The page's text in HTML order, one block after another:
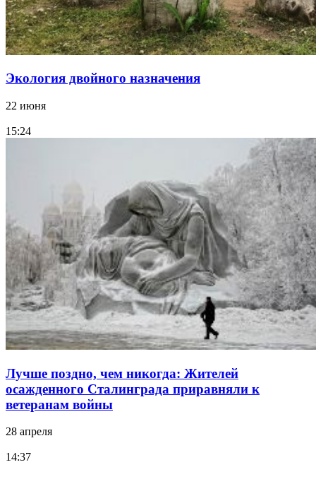
Экология двойного назначения
22 июня
15:24
Лучше поздно, чем никогда: Жителей
осажденного Сталинграда приравняли к
ветеранам войны
28 апреля
14:37